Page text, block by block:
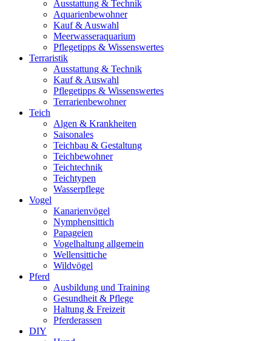
Ausstattung & Technik
Aquarienbewohner
Kauf & Auswahl
Meerwasseraquarium
Pflegetipps & Wissenswertes
Terraristik
Ausstattung & Technik
Kauf & Auswahl
Pflegetipps & Wissenswertes
Terrarienbewohner
Teich
Algen & Krankheiten
Saisonales
Teichbau & Gestaltung
Teichbewohner
Teichtechnik
Teichtypen
Wasserpflege
Vogel
Kanarienvögel
Nymphensittich
Papageien
Vogelhaltung allgemein
Wellensittiche
Wildvögel
Pferd
Ausbildung und Training
Gesundheit & Pflege
Haltung & Freizeit
Pferderassen
DIY